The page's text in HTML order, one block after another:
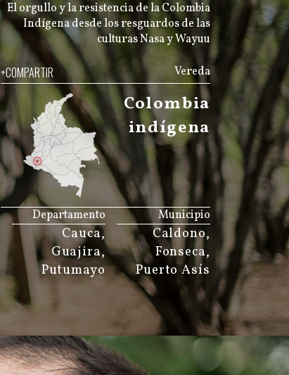
El orgullo y la resistencia de la Colombia
Indígena desde los resguardos de las
culturas Nasa y Wayuu
Vereda
+COMPARTIR
Colombia
indígena
JS map by amCharts
Municipio
Caldono,
Fonseca,
Puerto Asís
Departamento
Cauca,
Guajira,
Putumayo